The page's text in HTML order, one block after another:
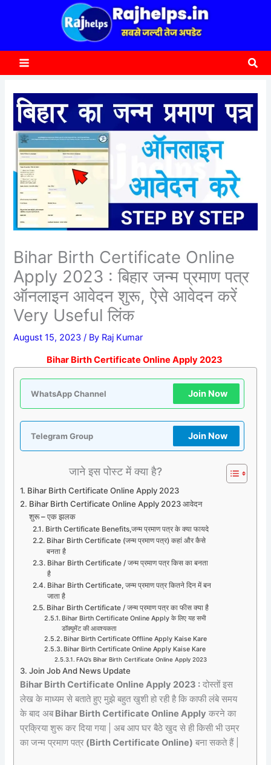
Bihar Birth Certificate Online
Apply 2023 : बिहार जन्म प्रमाण पत्र
ऑनलाइन आवेदन शुरू, ऐसे आवेदन करें
Very Useful लिंक
August 15, 2023/ By Raj Kumar
Bihar Birth Certificate Online Apply 2023
WhatsApp Channel Join Now
Telegram Group Join Now
जाने इस पोस्ट में क्या है?
Bihar Birth Certificate Online Apply 2023
Bihar Birth Certificate Online Apply 2023 आवेदन
शुरू – एक झलक
Birth Certificate Benefits,जन्म प्रमाण पत्र के क्या फायदे
Bihar Birth Certificate (जन्म प्रमाण पत्र) कहां और कैसे
बनता है
Bihar Birth Certificate / जन्म प्रमाण पत्र किस का बनता
है
Bihar Birth Certificate, जन्म प्रमाण पत्र कितने दिन में बन
जाता है
Bihar Birth Certificate / जन्म प्रमाण पत्र का फीस क्या है
Bihar Birth Certificate Online Apply के लिए यह सभी
डॉक्यूमेंट की आवश्यकता
Bihar Birth Certificate Offline Apply Kaise Kare
Bihar Birth Certificate Online Apply Kaise Kare
FAQ’s Bihar Birth Certificate Online Apply 2023
Join Job And News Update
Bihar Birth Certificate Online Apply 2023 : दोस्तों इस
लेख के माध्यम से बताते हुए मुझे बहुत खुशी हो रही है कि काफी लंबे समय
के बाद अबBihar Birth Certificate Online Apply करने का
प्रक्रिया शुरू कर दिया गया | अब आप घर बैठे खुद से ही किसी भी उम्र
का जन्म प्रमाण पत्र (Birth Certificate Online) बना सकते हैं |
c